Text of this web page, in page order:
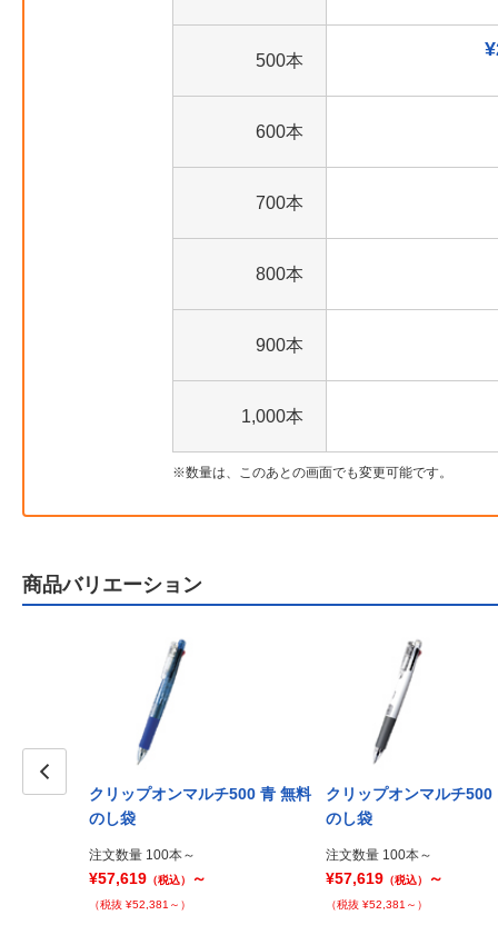
500本
600本
700本
800本
900本
1,000本
数量は、このあとの画面でも変更可能です。
商品バリエーション
黒 PP
クリップオンマルチ500 青 無料
のし袋
注文数量 100本～
¥57,619 （税込） ～
（税抜 ¥52,381～）
クリップオンマルチ500
のし袋
注文数量 100本～
¥57,619 （税込） ～
（税抜 ¥52,381～）